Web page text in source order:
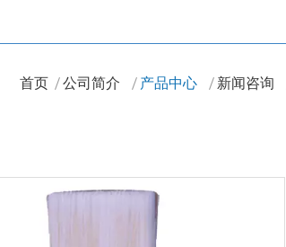
首页 公司简介 产品中心 新闻咨询